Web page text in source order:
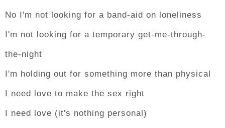
No I'm not looking for a band-aid on loneliness
I'm not looking for a temporary get-me-through-
the-night
I'm holding out for something more than physical
I need love to make the sex right
I need love (it's nothing personal)